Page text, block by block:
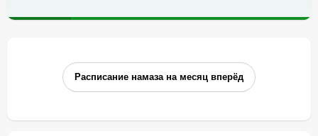
Расписание намаза на месяц вперёд